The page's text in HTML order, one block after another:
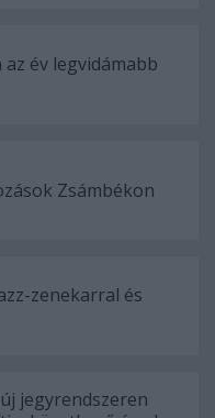
év legvidámabb
Zsámbékon
zenekarral és
jegyrendszeren